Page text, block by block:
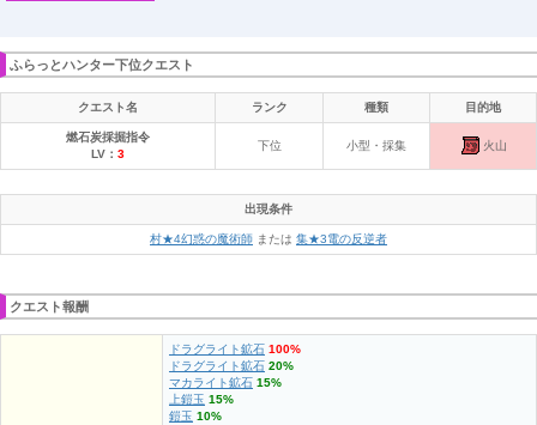
ふらっとハンター下位クエスト
クエスト名 ランク 種類 目的地
燃石炭採掘指令
LV： 3
下位 小型・採集 火山
出現条件
村★4幻惑の魔術師 または 集★3電の反逆者
クエスト報酬
ドラグライト鉱石 100%
ドラグライト鉱石 20%
マカライト鉱石 15%
上鎧玉 15%
鎧玉 10%